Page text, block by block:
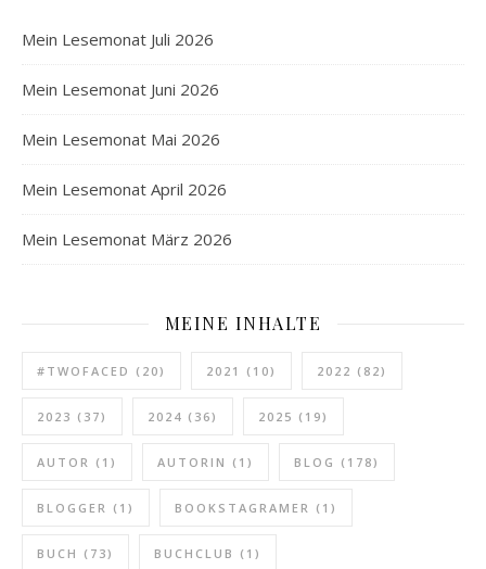
Mein Lesemonat Juli 2026
Mein Lesemonat Juni 2026
Mein Lesemonat Mai 2026
Mein Lesemonat April 2026
Mein Lesemonat März 2026
MEINE INHALTE
#TWOFACED (20) 2021 (10) 2022 (82)
2023 (37) 2024 (36) 2025 (19)
AUTOR (1) AUTORIN (1) BLOG (178)
BLOGGER (1) BOOKSTAGRAMER (1)
BUCH (73) BUCHCLUB (1)